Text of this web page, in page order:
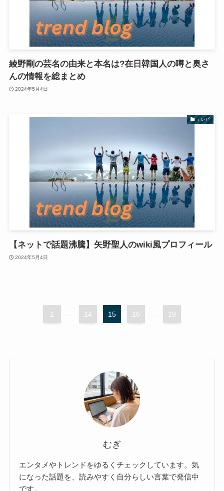
綾野剛の芸名の由来と本名は?在日韓国人の噂と奥さ
んの情報を総まとめ
2024年5月4日
テレビ
【ネットで話題沸騰】矢野聖人のwiki風プロフィール
2024年5月4日
1 ... 14 15 16 ... 19
むぎ
エンタメやトレンドをゆるくチェックしています。気
になった話題を、読みやすく自分らしい言葉で発信中
です。